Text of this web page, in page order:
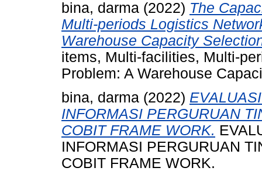
bina, darma (2022) The
Multi-periods Logistics
Warehouse Capacity
items, Multi-facilities, Multi-
Problem: A Warehouse
bina, darma (2022)
INFORMASI PERGURUAN
COBIT FRAME WORK.
INFORMASI PERGURUAN
COBIT FRAME WORK.